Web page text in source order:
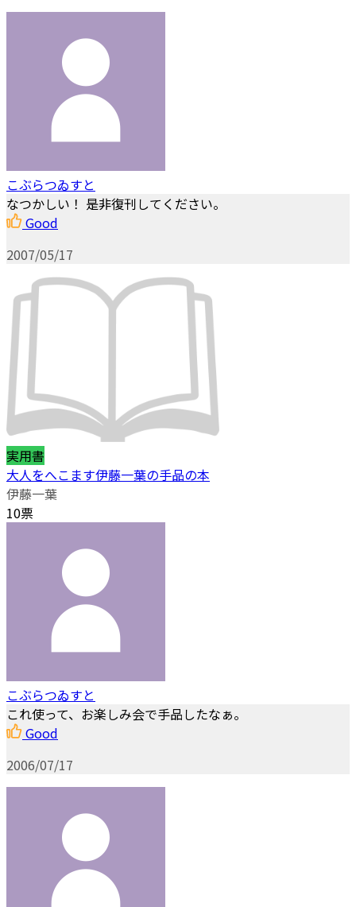
こぶらつゐすと
なつかしい！ 是非復刊してください。
Good
2007/05/17
実用書
大人をへこます伊藤一葉の手品の本
伊藤一葉
10票
こぶらつゐすと
これ使って、お楽しみ会で手品したなぁ。
Good
2006/07/17